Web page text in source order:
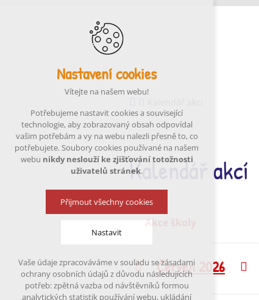
Kalendář akcí
Akce školy
Předchozí
Červen 2026
Nastavení cookies
Vítejte na našem webu!
Potřebujeme nastavit cookies a související
technologie, aby zobrazovaný obsah odpovídal
vašim potřebám a vy na webu nalezli přesně to, co
potřebujete. Soubory cookies používané na našem
webu nikdy neslouží ke zjišťování totožnosti
uživatelů stránek.
Přijmout všechny cookies
Nastavit
Technická cookies
nutná pro provozování webu
udržení kontextu stránek (session):
Vaše údaje zpracováváme v souladu se zásadami
ochrany osobních údajů z důvodu následujících
potřeb: zpětná vazba od návštěvníků formou
analytických statistik používání webu, ukládání